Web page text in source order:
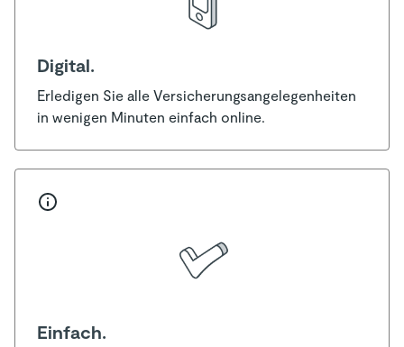
Digital.
Erledigen Sie alle Versicherungsangelegenheiten
in wenigen Minuten einfach online.
Einfach.